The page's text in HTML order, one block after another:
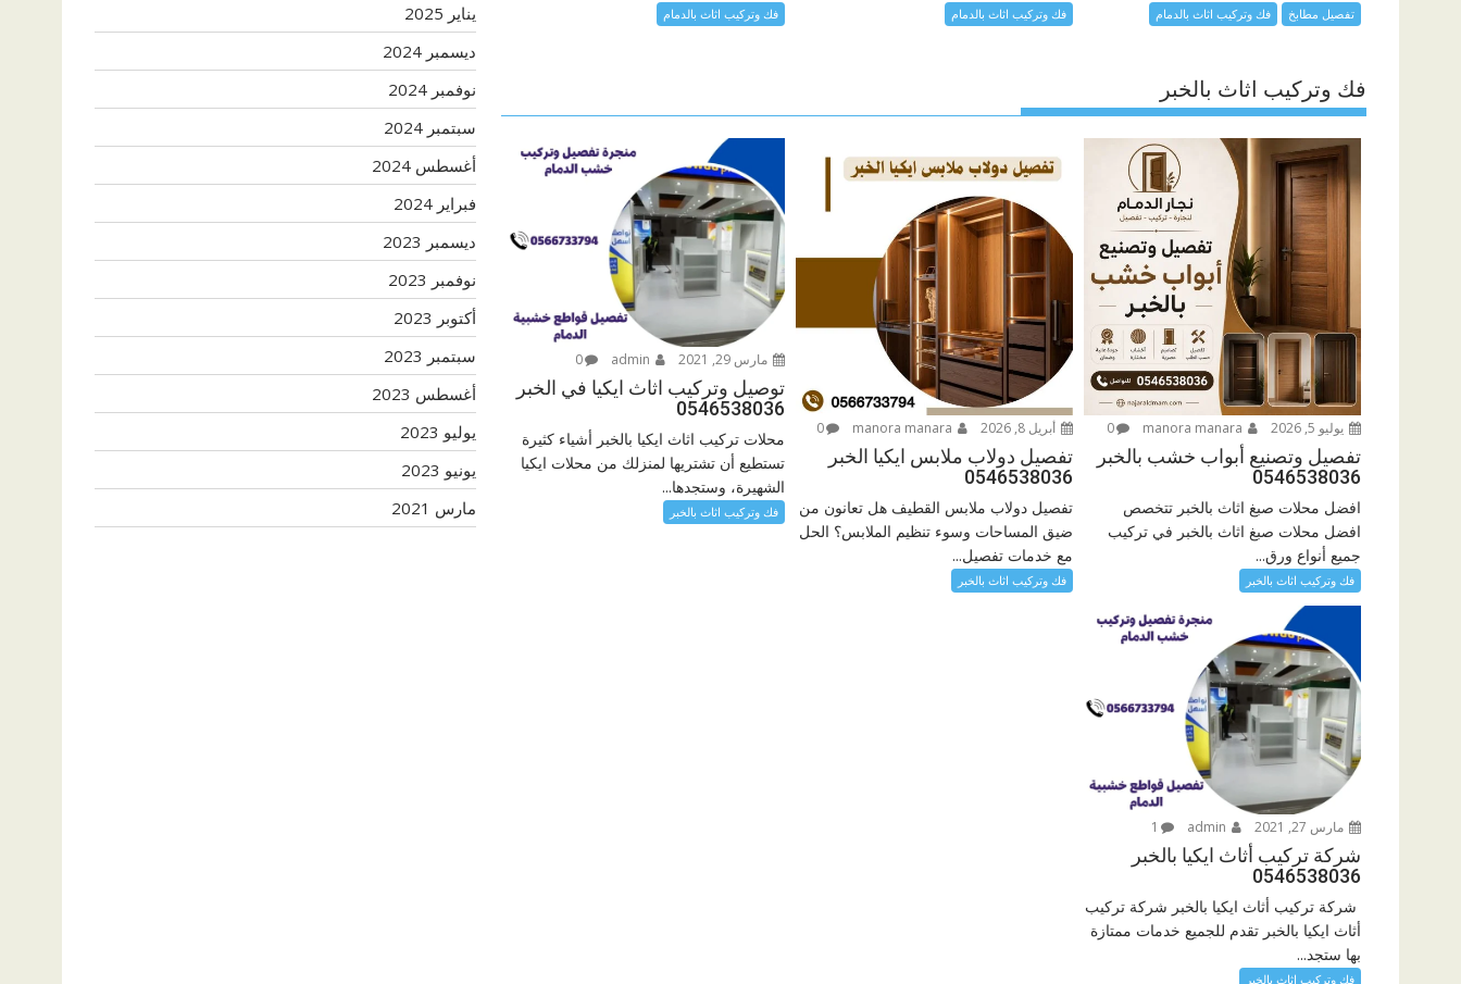
تفصيل مطابخ فك وتركيب اثاث بالدمام فك وتركيب اثاث بالدمام فك وتركيب اثاث بالدمام
فك وتركيب اثاث بالخبر
يوليو 5, 2026 0
تفصيل وتصنيع أبواب خشب بالخبر
0546538036
افضل محلات صبغ اثاث بالخبر تتخصص
افضل محلات صبغ اثاث بالخبر في تركيب
جميع أنواع ورق...
فك وتركيب اثاث بالخبر
أبريل 8, 2026 0
تفصيل دولاب ملابس ايكيا الخبر
0546538036
تفصيل دولاب ملابس القطيف هل تعانون من
ضيق المساحات وسوء تنظيم الملابس؟ الحل
مع خدمات تفصيل...
فك وتركيب اثاث بالخبر
مارس 29, 2021 0
توصيل وتركيب اثاث ايكيا في الخبر
0546538036
محلات تركيب اثاث ايكيا بالخبر أشياء كثيرة
تستطيع أن تشتريها لمنزلك من محلات ايكيا
الشهيرة، وستجدها...
فك وتركيب اثاث بالخبر
مارس 27, 2021 1
شركة تركيب أثاث ايكيا بالخبر
0546538036
شركة تركيب أثاث ايكيا بالخبر شركة تركيب
أثاث ايكيا بالخبر تقدم للجميع خدمات ممتازة
بها ستجد...
فك وتركيب اثاث بالخبر
يناير 2025
ديسمبر 2024
نوفمبر 2024
سبتمبر 2024
أغسطس 2024
فبراير 2024
ديسمبر 2023
نوفمبر 2023
أكتوبر 2023
سبتمبر 2023
أغسطس 2023
يوليو 2023
يونيو 2023
مارس 2021